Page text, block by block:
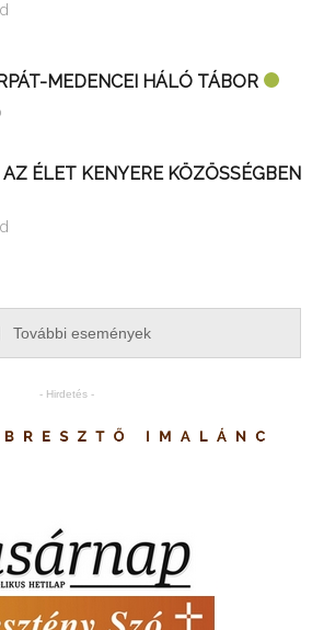
MEDENCEI HÁLÓ TÁBOR
ÉLET KENYERE KÖZÖSSÉGBEN
További események
- Hirdetés -